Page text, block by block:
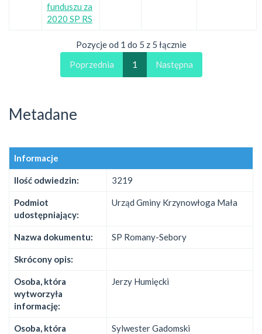
funduszu za
2020 SP RS
Pozycje od 1 do 5 z 5 łącznie
Poprzednia
1 Następna
Metadane
Informacje
Ilość odwiedzin: 3219
Podmiot
udostępniający:
Urząd Gminy Krzynowłoga Mała
Nazwa dokumentu: SP Romany-Sebory
Skrócony opis:
Osoba, która
wytworzyła
informację:
Jerzy Humięcki
Osoba, która
Sylwester Gadomski